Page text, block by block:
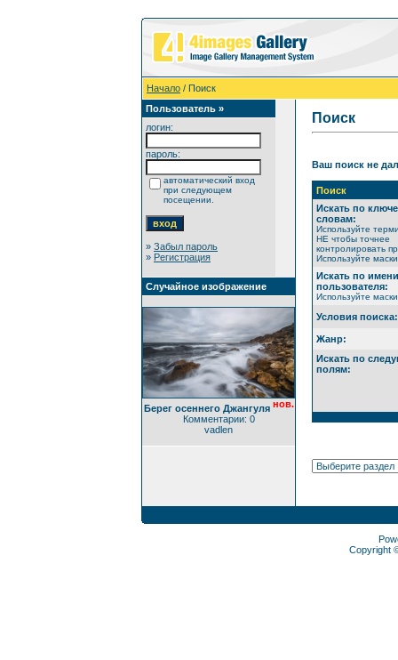
Начало / Поиск
Пользователь »
логин:
пароль:
автоматический вход
при следующем
посещении.
» Забыл пароль
» Регистрация
Случайное изображение
Берег осеннего Джангуля нов.
Комментарии: 0
vadlen
Поиск
Ваш поиск не дал
Поиск
Искать по
словам:
Используйте
НЕ чтобы точнее
контролировать
Используйте
Искать по имени
пользователя:
Используйте
Условия поиска:
Жанр:
Искать по
полям:
Copyright